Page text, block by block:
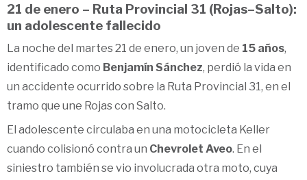
21 de enero – Ruta Provincial 31 (Rojas–Salto):
un adolescente fallecido
La noche del martes 21 de enero, un joven de 15 años,
identificado como Benjamín Sánchez, perdió la vida en
un accidente ocurrido sobre la Ruta Provincial 31, en el
tramo que une Rojas con Salto.
El adolescente circulaba en una motocicleta Keller
cuando colisionó contra un Chevrolet Aveo. En el
siniestro también se vio involucrada otra moto, cuya